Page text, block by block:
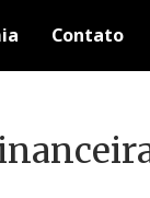
Contato